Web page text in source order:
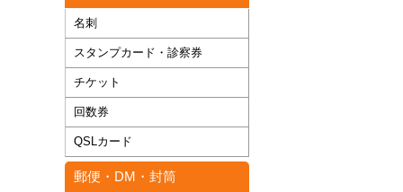
名刺
スタンプカード・診察券
チケット
回数券
QSLカード
郵便・DM・封筒